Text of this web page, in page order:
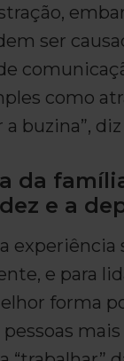
ser
como
buzina”,
da
e a
experiência
e para
forma